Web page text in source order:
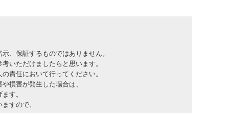
ておりませんし、
上、
、保証するものではありません。
いただけましたらと思います。
責任において行ってください。
損害が発生した場合は、
す。
すので、